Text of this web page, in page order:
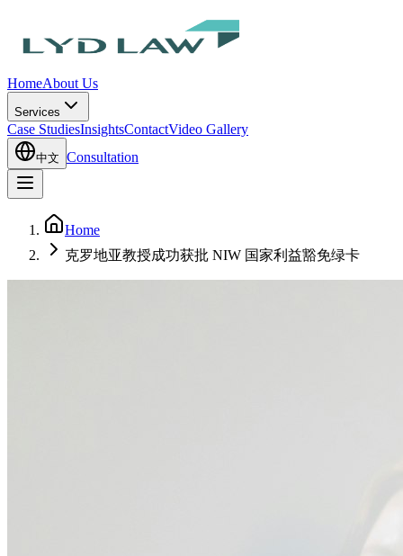
HomeAbout Us
Services
Case StudiesInsightsContactVideo Gallery
中文 Consultation
Home
克罗地亚教授成功获批 NIW 国家利益豁免绿卡